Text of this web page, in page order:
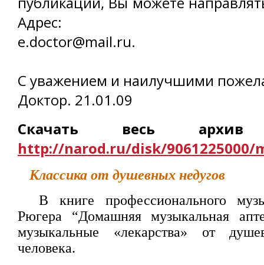
Адрес:
e.doctor@mail.ru.
С уважением и наилучшими
Доктор. 21.01.09
Скачать весь
http://narod.ru/disk/9061225000/
Классика от душевных недугов
В книге профессионального
Рюгера “Домашняя музыкальная
музыкальные «лекарства» от
человека.